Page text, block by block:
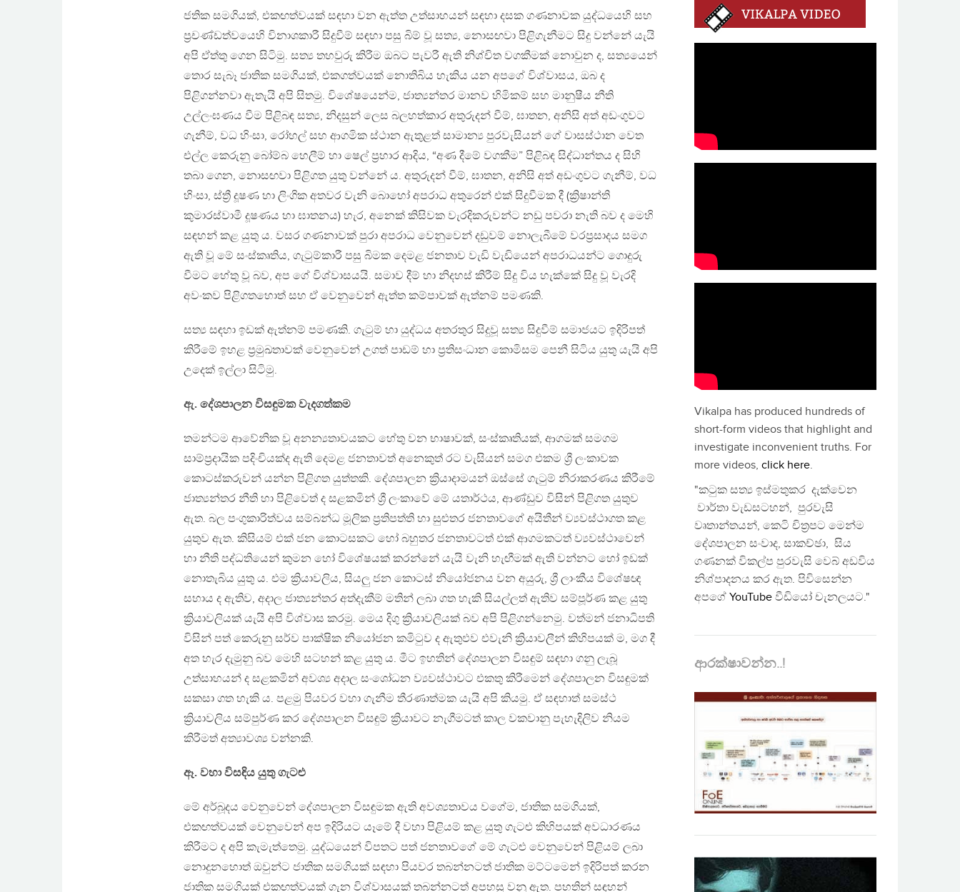
ජතික සමගියක්, එකඟත්වයක් සඳහා වන ඇත්ත උත්සාහයන් සඳහා දසක ගණනාවක යුද්ධයෙහි සහ
ප්‍රචණ්ඩත්වයෙහි විනාශකාරී සිදුවීම් සඳහා පසු බිම් වූ සත්‍ය, නොසඟවා පිළිගැනීමට සිදු වන්නේ යැයි
අපි ඒත්තු ගෙන සිටිමු. සත්‍ය තහවුරු කිරීම ඔබට පැවරී ඇති නිශ්චිත වගකීමක් නොවුන ද, සත්‍යයෙන්
තොර සැබෑ ජාතික සමගියක්, එකගත්වයක් නොතිබිය හැකිය යන අපගේ විශ්වාසය, ඔබ ද
පිළිගන්නවා ඇතැයි අපි සිතමු. විශේෂයෙන්ම, ජාත්‍යන්තර මානව හිමිකම් සහ මානුෂීය නීති
උල්ලංඝණය වීම පිළිබඳ සත්‍ය, නිදසුන් ලෙස බලහත්කාර අතුරුදන් වීම්, ඝාතන, අනිසි අත් අඩංගුවට
ගැනීම්, වධ හිංසා, රෝහල් සහ ආගමික ස්ථාන ඇතුළත් සාමාන්‍ය පුරවැසියන් ගේ වාසස්ථාන වෙත
එල්ල කෙරුනු බෝම්බ හෙලීම් හා ෂෙල් ප්‍රහාර ආදිය, “අණ දීමේ වගකීම” පිළිබඳ සිද්ධාන්තය ද සිහි
තබා ගෙන, නොසඟවා පිළිගත යුතු වන්නේ ය. අතුරුදන් වීම්, ඝාතන, අනිසි අත් අඩංගුවට ගැනීම්, වධ
හිංසා, ස්ත්‍රී දූෂණ හා ලිංගික අතවර වැනි බොහෝ අපරාධ අතුරෙන් එක් සිදුවීමක දී (ක්‍රිෂාන්ති
කුමාරස්වාමී දූෂණය හා ඝාතනය) හැර, අනෙක් කිසිවක වැරදිකරුවන්ට නඩු පවරා නැති බව ද මෙහි
සඳහන් කළ යුතු ය. වසර ගණනාවක් පුරා අපරාධ වෙනුවෙන් දඩුවම් නොලැබීමේ වරප්‍රසාදය සමග
ඇති වූ මේ සංස්කෘතිය, ගැටුම්කාරී පසු බිමක දෙමළ ජනතාව වැඩි වැඩියෙන් අපරාධයන්ට ගොදුරු
වීමට හේතු වූ බව, අප ගේ විශ්වාසයයි. සමාව දීම් හා නිදහස් කිරීම් සිදු විය හැක්කේ සිදු වූ වැරදි
අවංකව පිළිගතහොත් සහ ඒ වෙනුවෙන් ඇත්ත කම්පාවක් ඇත්නම් පමණකි.
සත්‍ය සඳහා ඉඩක් ඇත්නම් පමණකි. ගැටුම් හා යුද්ධය අතරතුර සිදුවූ සත්‍ය සිදුවීම් සමාජයට ඉදිරිපත්
කිරීමේ ඉහළ ප්‍රමුඛතාවක් වෙනුවෙන් උගත් පාඩම් හා ප්‍රතිසංධාන කොමිසම පෙනී සිටිය යුතු යැයි අපි
උදෙක් ඉල්ලා සිටිමු.
ඇ. දේශපාලන විසඳුමක වැදගත්කම
තමන්ටම ආවේනික වූ අනන්‍යතාවයකට හේතු වන භාෂාවක්, සංස්කෘතියක්, ආගමක් සමගම
සාම්ප්‍රදායික පදිංචියක්ද ඇති දෙමළ ජනතාවත් අනෙකුත් රට වැසියන් සමග එකම ශ්‍රී ලංකාවක
කොටස්කරුවන් යන්න පිළිගත යුත්තකි. දේශපාලන ක්‍රියාදාමයන් ඔස්සේ ගැටුම් නිරාකරණය කිරීමේ
ජාත්‍යන්තර නීති හා පිළිවෙත් ද සළකමින් ශ්‍රී ලංකාවේ මේ යතාර්ථය, ආණ්ඩුව විසින් පිළිගත යුතුව
ඇත. බල පංගුකාරිත්වය සම්බන්ධ මූලික ප්‍රතිපත්ති හා සුළුතර ජනතාවගේ අයිතීන් ව්‍යවස්ථාගත කළ
යුතුව ඇත. කිසියම් එක් ජන කොටසකට හෝ බහුතර ජනතාවටත් එක් ආගමකටත් ව්‍යවස්ථාවෙන්
හා නීති පද්ධතියෙන් කුමන හෝ විශේෂයක් කරන්නේ යැයි වැනි හැඟීමක් ඇති වන්නට හෝ ඉඩක්
නොතැබිය යුතු ය. එම ක්‍රියාවලිය, සියලු ජන කොටස් නියෝජනය වන අයුරු, ශ්‍රී ලාංකීය විශේෂඥ
සහාය ද ඇතිව, අදාල ජාත්‍යන්තර අත්දැකීම් මතින් ලබා ගත හැකි සියල්ලත් ඇතිව සම්පූර්ණ කළ යුතු
ක්‍රියාවලියක් යැයි අපි විශ්වාස කරමු. මෙය දිගු ක්‍රියාවලියක් බව අපි පිළිගන්නෙමු. වත්මන් ජනාධිපති
විසින් පත් කෙරුනු සර්ව පාක්ෂික නියෝජන කමිටුව ද ඇතුඵව එවැනි ක්‍රියාවලීන් කිහිපයක් ම, මග දී
අත හැර දැමුනු බව මෙහි සටහන් කළ යුතු ය. මීට ඉහතින් දේශපාලන විසඳුම් සඳහා ගනු ලැබූ
උත්සාහයන් ද සළකමින් අවශ්‍ය අදාල සංශෝධන ව්‍යවස්ථාවට එකතු කිරීමෙන් දේශපාලන විසඳුමක්
සකසා ගත හැකි ය. පළමු පියවර වහා ගැනීම තීරණාත්මක යැයි අපි කියමු. ඒ සඳහාත් සමස්ථ
ක්‍රියාවලිය සම්පුර්ණ කර දේශපාලන විසඳුම් ක්‍රියාවට නැගීමටත් කාල වකවානු පැහැදිලිව නියම
කිරීමත් අත්‍යාවශ්‍ය වන්නකි.
ඈ. වහා විසඳිය යුතු ගැටළු
මේ අර්බූදය වෙනුවෙන් දේශපාලන විසඳුමක ඇති අවශ්‍යතාවය වගේම, ජාතික සමගියක්,
එකඟත්වයක් වෙනුවෙන් අප ඉදිරියට යෑමේ දී වහා පිළියම් කළ යුතු ගැටළු කිහිපයක් අවධාරණය
කිරීමට ද අපි කැමැත්තෙමු. යුද්ධයෙන් විපතට පත් ජනතාවගේ මේ ගැටළු වෙනුවෙන් පිළියම් ලබා
නොදුනහොත් ඔවුන්ට ජාතික සමගියක් සඳහා පියවර තබන්නටත් ජාතික මට්ටමෙන් ඉදිරිපත් කරන
ජාතික සමගියක් එකඟත්වයක් ගැන විශ්වාසයක් තබන්නටත් අපහසු වනු ඇත. පහතින් සඳහන්
Vikalpa has produced hundreds of
short-form videos that highlight and
investigate inconvenient truths. For
more videos, click here.
"කටුක සත්‍ය ඉස්මතුකර දැක්වෙන
වාර්තා වැඩසටහන්, පුරවැසි
වෘතාන්තයන්, කෙටි චිත්‍රපට මෙන්ම
දේශපාලන සංවාද, සාකච්ඡා, සිය
ගණනක් විකල්ප පුරවැසි වෙබ් අඩවිය
නිශ්පාදනය කර ඇත. පිවිසෙන්න
අපගේ YouTube වීඩියෝ චැනලයට."
ආරක්ෂාවන්න..!